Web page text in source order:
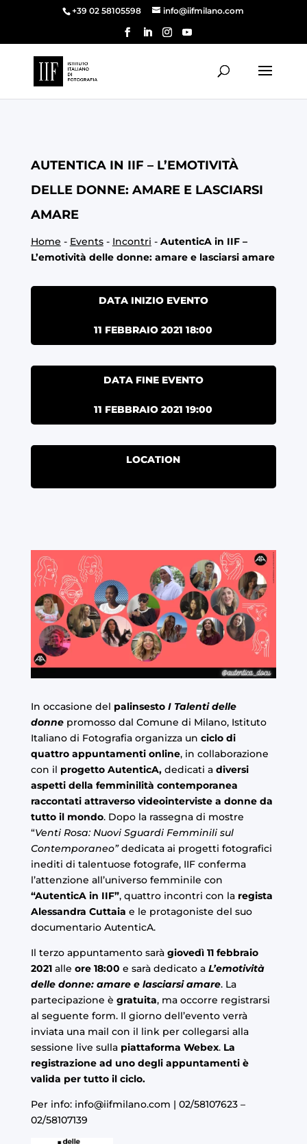
+39 02 58105598 info@iifmilano.com
AUTENTICA IN IIF – L’EMOTIVITÀ
DELLE DONNE: AMARE E LASCIARSI
AMARE
Home - Events- Incontri - AutenticA in IIF –
L’emotività delle donne: amare e lasciarsi amare
DATA INIZIO EVENTO
11 FEBBRAIO 2021 18:00
DATA FINE EVENTO
11 FEBBRAIO 2021 19:00
LOCATION
In occasione del palinsesto I Talenti delle
donnepromosso dal Comune di Milano, Istituto
Italiano di Fotografia organizza un ciclo di
quattro appuntamenti online, in collaborazione
con il progetto AutenticA,dedicati a diversi
aspetti della femminilità contemporanea
raccontati attraverso videointerviste a donne da
tutto il mondo. Dopo la rassegna di mostre
“Venti Rosa: Nuovi Sguardi Femminili sul
Contemporaneo”dedicata ai progetti fotografici
inediti di talentuose fotografe, IIF conferma
l’attenzione all’universo femminile con
“AutenticA in IIF”, quattro incontri con la regista
Alessandra Cuttaia e le protagoniste del suo
documentario AutenticA.
Il terzo appuntamento sarà giovedì 11 febbraio
2021alle ore 18:00 e sarà dedicato a L’emotività
delle donne: amare e lasciarsi amare. La
partecipazione è gratuita, ma occorre registrarsi
al seguente form. Il giorno dell’evento verrà
inviata una mail con il link per collegarsi alla
sessione live sulla piattaforma Webex. La
registrazione ad uno degli appuntamenti è
valida per tutto il ciclo.
Per info: info@iifmilano.com | 02/58107623 –
02/58107139